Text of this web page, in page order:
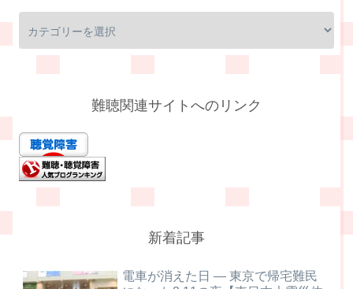
難聴関連サイトへのリンク
新着記事
電車が消えた日 ― 東京で帰宅難民